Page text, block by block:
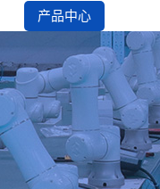
产品中心
自动售货机锁
寄存柜锁
智能电子锁
机箱机柜锁/把手锁